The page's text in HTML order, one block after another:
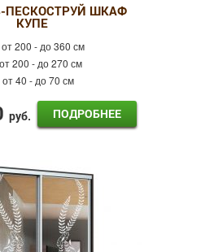
ПЕСКОСТРУЙ ШКАФ
КУПЕ
от 200 - до 360 см
от 200 - до 270 см
от 40 - до 70 см
руб. ПОДРОБНЕЕ